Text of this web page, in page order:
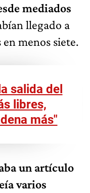
mediados
llegado a
menos siete.
salida del
libres,
más"
un artículo
varios